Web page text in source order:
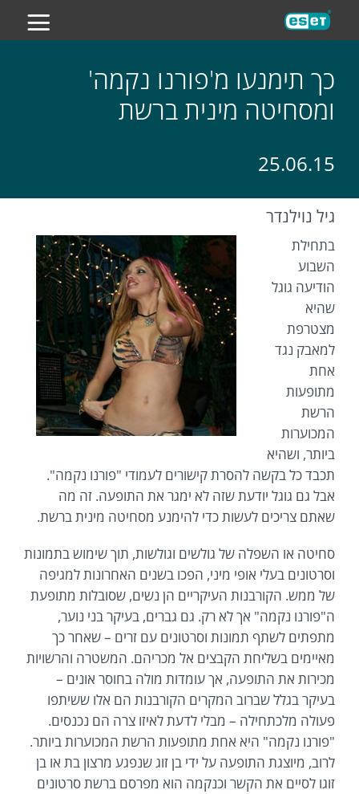
כך תימנעו מ'פורנו נקמה'
ומסחיטה מינית ברשת
25.06.15
גיל נוילנדר
בתחילת
השבוע
הודיעה גוגל
שהיא
מצטרפת
למאבק נגד
אחת
מתופעות
הרשת
המכוערות
ביותר, ושהיא
תכבד כל בקשה להסרת קישורים לעמודי "פורנו נקמה".
אבל גם גוגל יודעת שזה לא ימגר את התופעה. זה מה
שאתם צריכים לעשות כדי להימנע מסחיטה מינית ברשת.
סחיטה או השפלה של גולשים וגולשות, תוך שימוש בתמונות
וסרטונים בעלי אופי מיני, הפכו בשנים האחרונות למגיפה
של ממש. הקורבנות העיקריים הן נשים, שסובלות מתופעת
ה"פורנו נקמה" אך לא רק. גם גברים, בעיקר בני נוער,
מתפתים לשתף תמונות וסרטונים עם זרים – שאחר כך
מאיימים בשליחת הקבצים אל מכריהם. המשטרה והרשויות
מכירות את התופעה, אך עומדות מולה בחוסר אונים –
בעיקר בגלל שברוב המקרים הקורבנות הם אלו ששיתפו
פעולה מלכתחילה – מבלי לדעת לאיזו צרה הם נכנסים.
"פורנו נקמה" היא אחת מתופעות הרשת המכוערות ביותר.
לרוב, מיוצגת התופעה על ידי בן זוג שנפגע מרצון בת או בן
זוגו לסיים את הקשר וכנקמה הוא מפרסם ברשת סרטונים